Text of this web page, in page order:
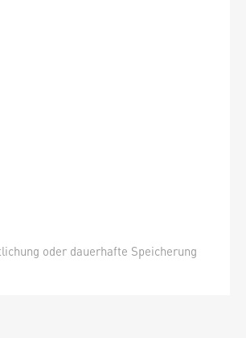
oder dauerhafte Speicherung